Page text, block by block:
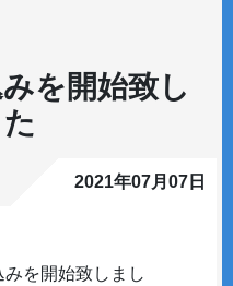
を開始致し
2021年07月07日
を開始致しまし